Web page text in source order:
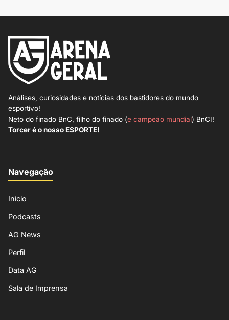
Análises, curiosidades e notícias dos bastidores do mundo
esportivo!
Neto do finado BnC, filho do finado (e campeão mundial) BnCI!
Torcer é o nosso ESPORTE!
Navegação
Início
Podcasts
AG News
Perfil
Data AG
Sala de Imprensa